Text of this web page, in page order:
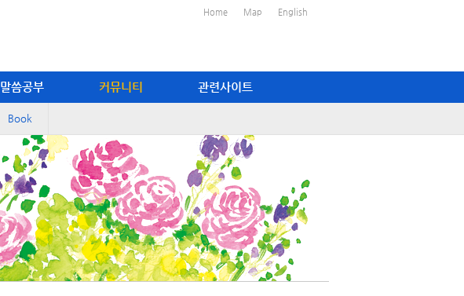
Home Map English
말씀공부 커뮤니티 관련사이트
Book